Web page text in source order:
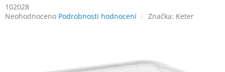
102028
Průměrné
Neohodnoceno Podrobnosti hodnocení Značka: Keter